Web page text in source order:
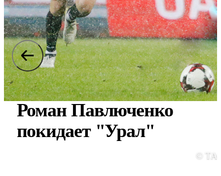
Роман Павлюченко
покидает "Урал"
©